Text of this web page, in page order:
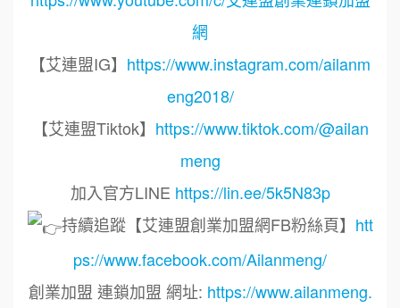
網
【艾連盟IG】 https://www.instagram.com/ailanm
eng2018/
【艾連盟Tiktok】 https://www.tiktok.com/@ailan
meng
加入官方LINE https://lin.ee/5k5N83p
持續追蹤【艾連盟創業加盟網FB粉絲頁】 htt
ps://www.facebook.com/Ailanmeng/
創業加盟 連鎖加盟 網址: https://www.ailanmeng.